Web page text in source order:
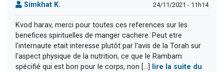
Simkhat K. 24/11/2021 - 11h14
Kvod harav, merci pour toutes ces references sur les
benefices spirituelles de manger cachere. Peut etre
l'internaute etait interesse plutôt par l'avis de la Torah sur
l'aspect physique de la nutrition, ce que le Rambam
spécifié qui est bon pour le corps, non [...]
lire la suite du